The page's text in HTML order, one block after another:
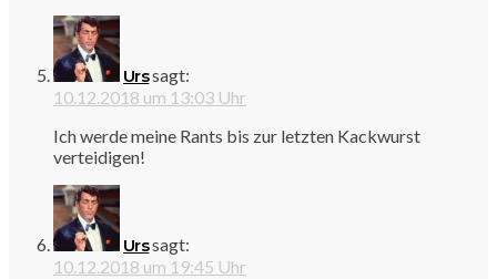
Urssagt:
10.12.2018 um 13:03 Uhr
Ich werde meine Rants bis zur letzten Kackwurst
verteidigen!
Urssagt:
10.12.2018 um 19:45 Uhr